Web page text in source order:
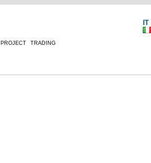
IT
project trading